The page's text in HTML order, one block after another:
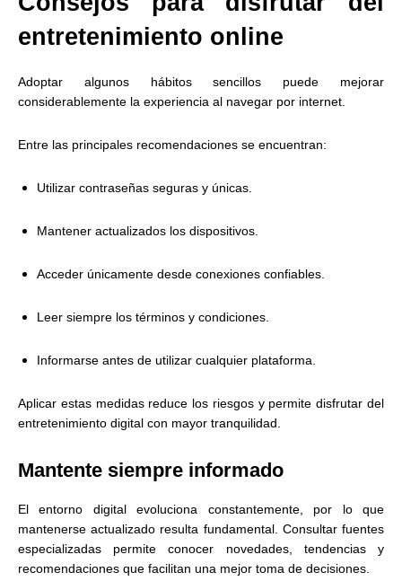
entretenimiento online
Adoptar algunos hábitos sencillos puede mejorar
considerablemente la experiencia al navegar por internet.
Entre las principales recomendaciones se encuentran:
Utilizar contraseñas seguras y únicas.
Mantener actualizados los dispositivos.
Acceder únicamente desde conexiones confiables.
Leer siempre los términos y condiciones.
Informarse antes de utilizar cualquier plataforma.
Aplicar estas medidas reduce los riesgos y permite disfrutar del
entretenimiento digital con mayor tranquilidad.
Mantente siempre informado
El entorno digital evoluciona constantemente, por lo que
mantenerse actualizado resulta fundamental. Consultar fuentes
especializadas permite conocer novedades, tendencias y
recomendaciones que facilitan una mejor toma de decisiones.